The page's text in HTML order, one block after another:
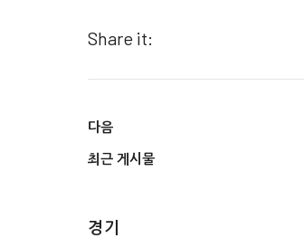
Share it:
다음
최근 게시물
경기